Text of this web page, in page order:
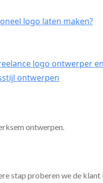
logo laten maken?
logo ontwerper
ontwerpen
ontwerpen.
stap proberen we de